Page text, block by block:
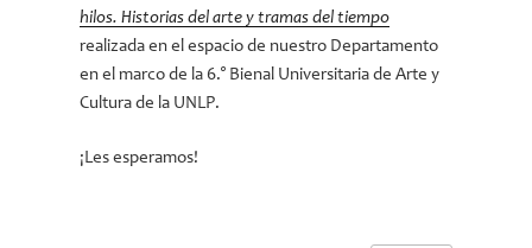
hilos. Historias del arte y tramas del tiempo
realizada en el espacio de nuestro Departamento
en el marco de la 6.° Bienal Universitaria de Arte y
Cultura de la UNLP.
¡Les esperamos!